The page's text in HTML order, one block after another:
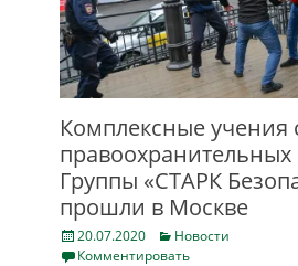
Комплексные учения
правоохранительных
Группы «СТАРК
прошли в Москве
Posted
on
20.07.2020 Categories
Новости
Комментировать